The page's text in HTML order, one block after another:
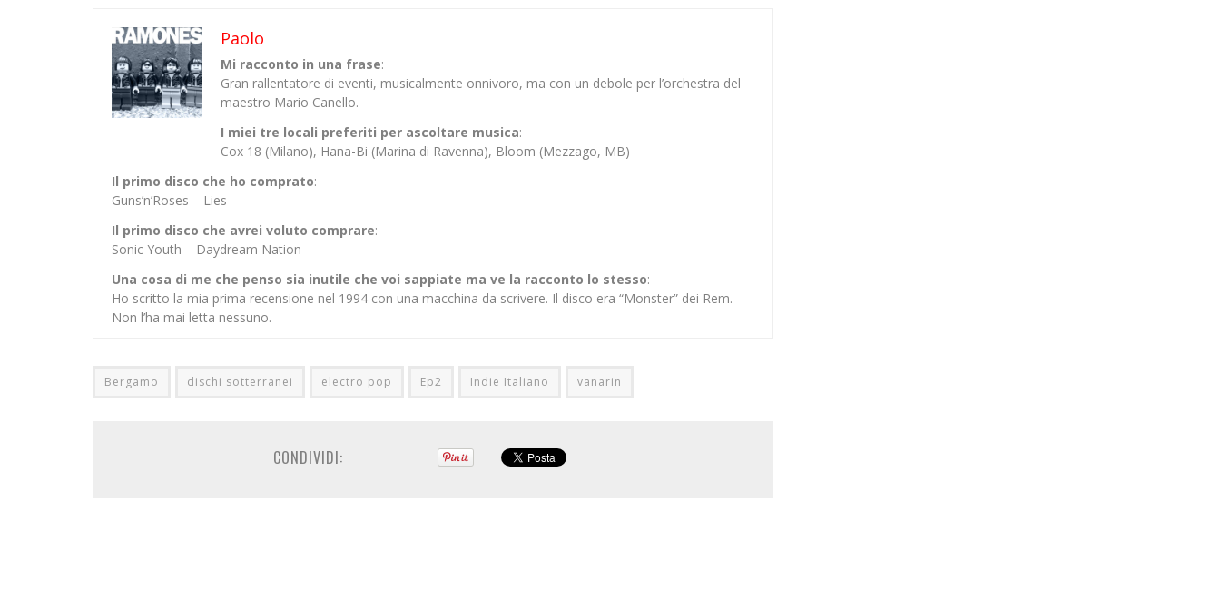
Paolo
Mi racconto in una frase:
Gran rallentatore di eventi, musicalmente onnivoro, ma con un debole per l’orchestra del
maestro Mario Canello.
I miei tre locali preferiti per ascoltare musica:
Cox 18 (Milano), Hana-Bi (Marina di Ravenna), Bloom (Mezzago, MB)
Il primo disco che ho comprato:
Guns’n’Roses – Lies
Il primo disco che avrei voluto comprare:
Sonic Youth – Daydream Nation
Una cosa di me che penso sia inutile che voi sappiate ma ve la racconto lo stesso:
Ho scritto la mia prima recensione nel 1994 con una macchina da scrivere. Il disco era “Monster” dei Rem.
Non l’ha mai letta nessuno.
Bergamo dischi sotterranei electro pop Ep2 Indie Italiano vanarin
CONDIVIDI: